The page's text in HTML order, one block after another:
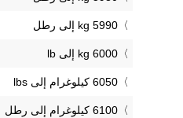
5990 kg إلى رطل
6000 kg إلى lb
6050 كيلوغرام إلى lbs
6100 كيلوغرام إلى رطل